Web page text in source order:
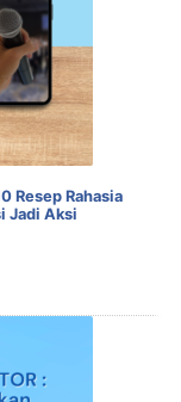
Resep Rahasia
Jadi Aksi